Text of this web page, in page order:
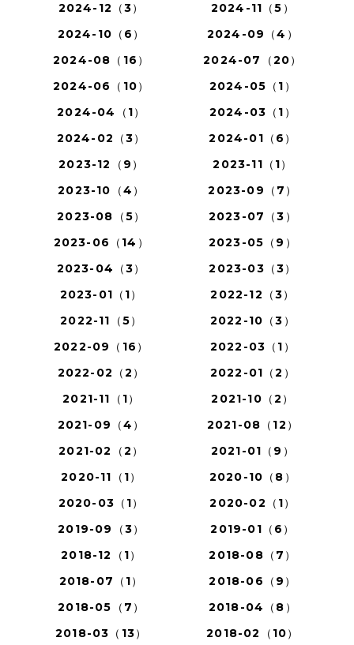
2024-12（3）
2024-11（5）
2024-10（6）
2024-09（4）
2024-08（16）
2024-07（20）
2024-06（10）
2024-05（1）
2024-04（1）
2024-03（1）
2024-02（3）
2024-01（6）
2023-12（9）
2023-11（1）
2023-10（4）
2023-09（7）
2023-08（5）
2023-07（3）
2023-06（14）
2023-05（9）
2023-04（3）
2023-03（3）
2023-01（1）
2022-12（3）
2022-11（5）
2022-10（3）
2022-09（16）
2022-03（1）
2022-02（2）
2022-01（2）
2021-11（1）
2021-10（2）
2021-09（4）
2021-08（12）
2021-02（2）
2021-01（9）
2020-11（1）
2020-10（8）
2020-03（1）
2020-02（1）
2019-09（3）
2019-01（6）
2018-12（1）
2018-08（7）
2018-07（1）
2018-06（9）
2018-05（7）
2018-04（8）
2018-03（13）
2018-02（10）